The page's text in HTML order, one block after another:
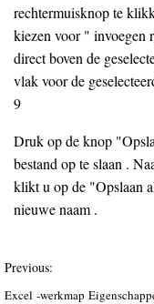
rechtermuisknop te
kiezen voor "
direct boven de
vlak voor de
9
Druk op de knop
bestand op te slaan .
klikt u op de "Opslaan
nieuwe naam .
Previous:
Excel -werkmap